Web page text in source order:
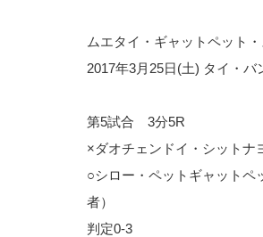
ムエタイ・ギャットペット
2017年3月25日(土) タイ・
第5試合 3分5R
×ダオチェンドイ・シットナ
○シロー・ペットギャットペ
者）
判定0-3